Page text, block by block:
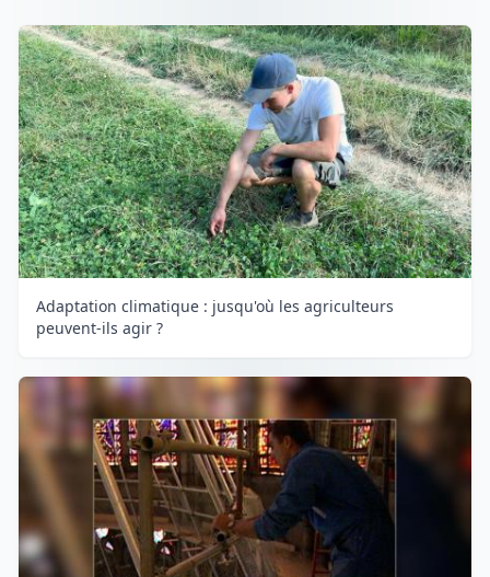
Adaptation climatique : jusqu'où les agriculteurs
peuvent-ils agir ?